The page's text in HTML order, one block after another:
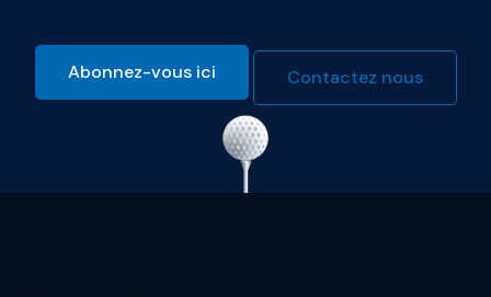
Abonnez-vous ici Contactez nous